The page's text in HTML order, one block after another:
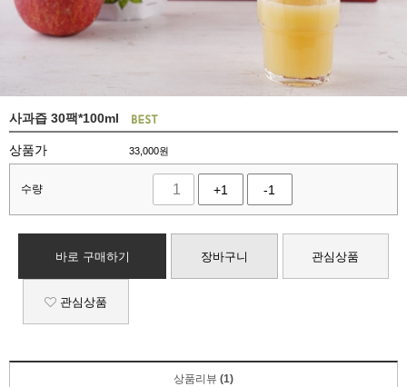
사과즙 30팩*100ml
상품가 33,000원
수량 +1 -1
바로 구매하기 장바구니 관심상품
관심상품
상품리뷰 (1)